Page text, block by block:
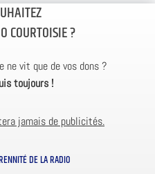
COURTOISIE ?
ne vit que de vos dons ?
toujours !
jamais de publicités.
DE LA RADIO